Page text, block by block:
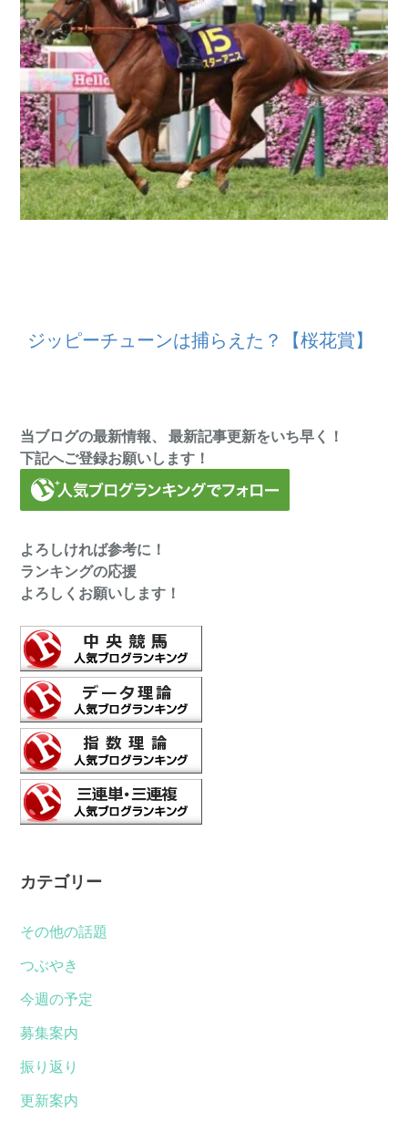
ジッピーチューンは捕らえた？【桜花賞】
当ブログの最新情報、 最新記事更新をいち早く！
下記へご登録お願いします！
よろしければ参考に！
ランキングの応援
よろしくお願いします！
カテゴリー
その他の話題
つぶやき
今週の予定
募集案内
振り返り
更新案内